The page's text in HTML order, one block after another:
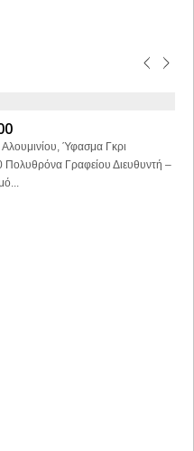
Ύφασμα Γκρι
Γραφείου Διευθυντή –